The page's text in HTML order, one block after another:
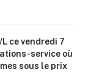
ce vendredi 7
service où
sous le prix